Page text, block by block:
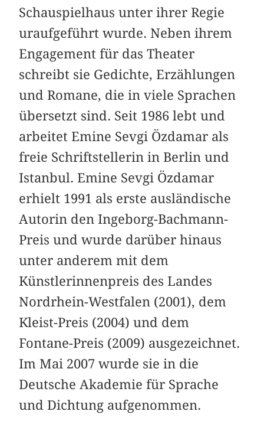
Schauspielhaus unter ihrer Regie
uraufgeführt wurde. Neben ihrem
Engagement für das Theater
schreibt sie Gedichte, Erzählungen
und Romane, die in viele Sprachen
übersetzt sind. Seit 1986 lebt und
arbeitet Emine Sevgi Özdamar als
freie Schriftstellerin in Berlin und
Istanbul. Emine Sevgi Özdamar
erhielt 1991 als erste ausländische
Autorin den Ingeborg-Bachmann-
Preis und wurde darüber hinaus
unter anderem mit dem
Künstlerinnenpreis des Landes
Nordrhein-Westfalen (2001), dem
Kleist-Preis (2004) und dem
Fontane-Preis (2009) ausgezeichnet.
Im Mai 2007 wurde sie in die
Deutsche Akademie für Sprache
und Dichtung aufgenommen.